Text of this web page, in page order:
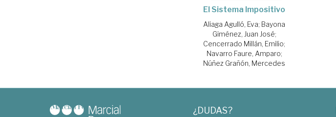
El Sistema Impositivo
Aliaga Agulló, Eva; Bayona
Giménez, Juan José;
Cencerrado Millán, Emilio;
Navarro Faure, Amparo;
Núñez Grañón, Mercedes
¿DUDAS?